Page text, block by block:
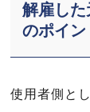
解雇し
のポイン
使用者側と